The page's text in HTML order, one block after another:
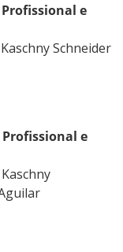
e
Schneider
e